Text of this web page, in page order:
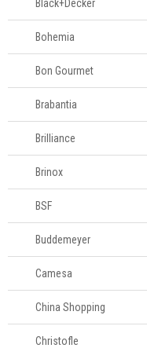
Black+Decker
Bohemia
Bon Gourmet
Brabantia
Brilliance
Brinox
BSF
Buddemeyer
Camesa
China Shopping
Christofle